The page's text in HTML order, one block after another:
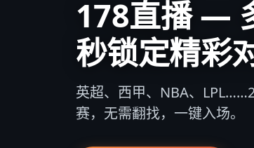
比分更新快
任何得分
WebSocket实时推送，进
转播快5-8秒。